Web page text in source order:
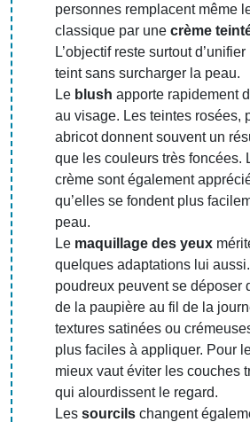
personnes remplacent même
classique par une crème
L’objectif reste surtout
teint sans surcharger la peau.
Le blush apporte rapidement
au visage. Les teintes rosées,
abricot donnent souvent un
que les couleurs très foncées.
crème sont également
qu’elles se fondent plus
peau.
Le maquillage des yeux
quelques adaptations lui
poudreux peuvent se déposer
de la paupière au fil de la
textures satinées ou
plus faciles à appliquer. Pour
mieux vaut éviter les couches
qui alourdissent le regard.
Les sourcils changent